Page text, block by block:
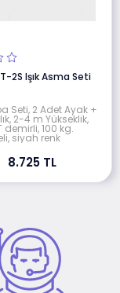
2S Işık Asma Seti
Seti, 2 Adet Ayak +
2-4 m Yükseklik,
demirli, 100 kg.
siyah renk
8.725 TL